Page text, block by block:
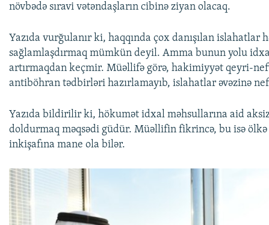
növbədə sıravi vətəndaşların cibinə ziyan olacaq.
Yazıda vurğulanır ki, haqqında çox danışılan islahatlar
sağlamlaşdırmaq mümkün deyil. Amma bunun yolu
artırmaqdan keçmir. Müəllifə görə, hakimiyyət qeyri-
antiböhran tədbirləri hazırlamayıb, islahatlar əvəzinə
Yazıda bildirilir ki, hökumət idxal məhsullarına aid
doldurmaq məqsədi güdür. Müəllifin fikrincə, bu isə ölkə
inkişafına mane ola bilər.